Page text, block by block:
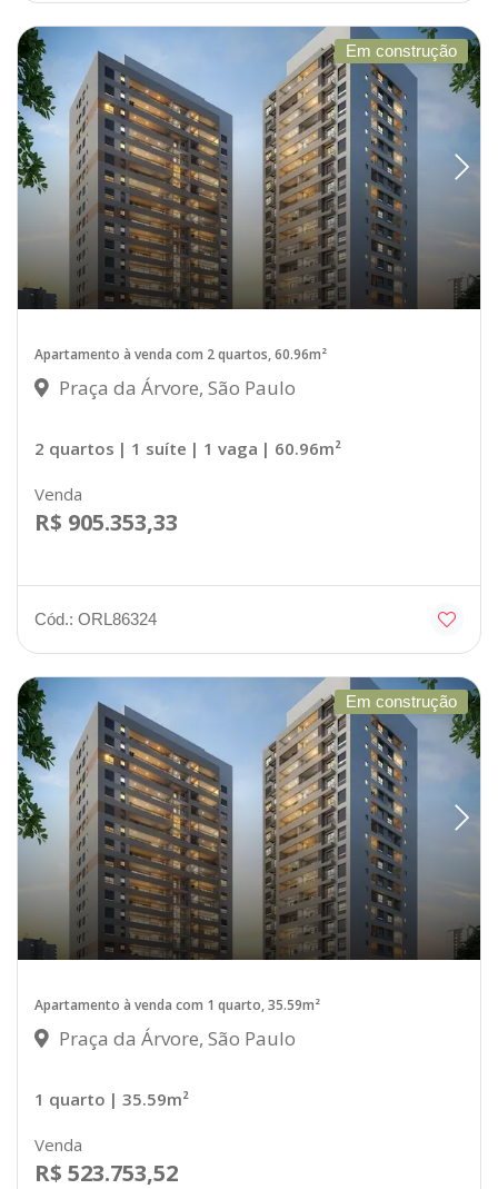
Em construção
Apartamento à venda com 2 quartos, 60.96m²
Praça da Árvore, São Paulo
2 quartos | 1 suíte | 1 vaga | 60.96m²
Venda
R$ 905.353,33
Cód.: ORL86324
Em construção
Apartamento à venda com 1 quarto, 35.59m²
Praça da Árvore, São Paulo
1 quarto | 35.59m²
Venda
R$ 523.753,52